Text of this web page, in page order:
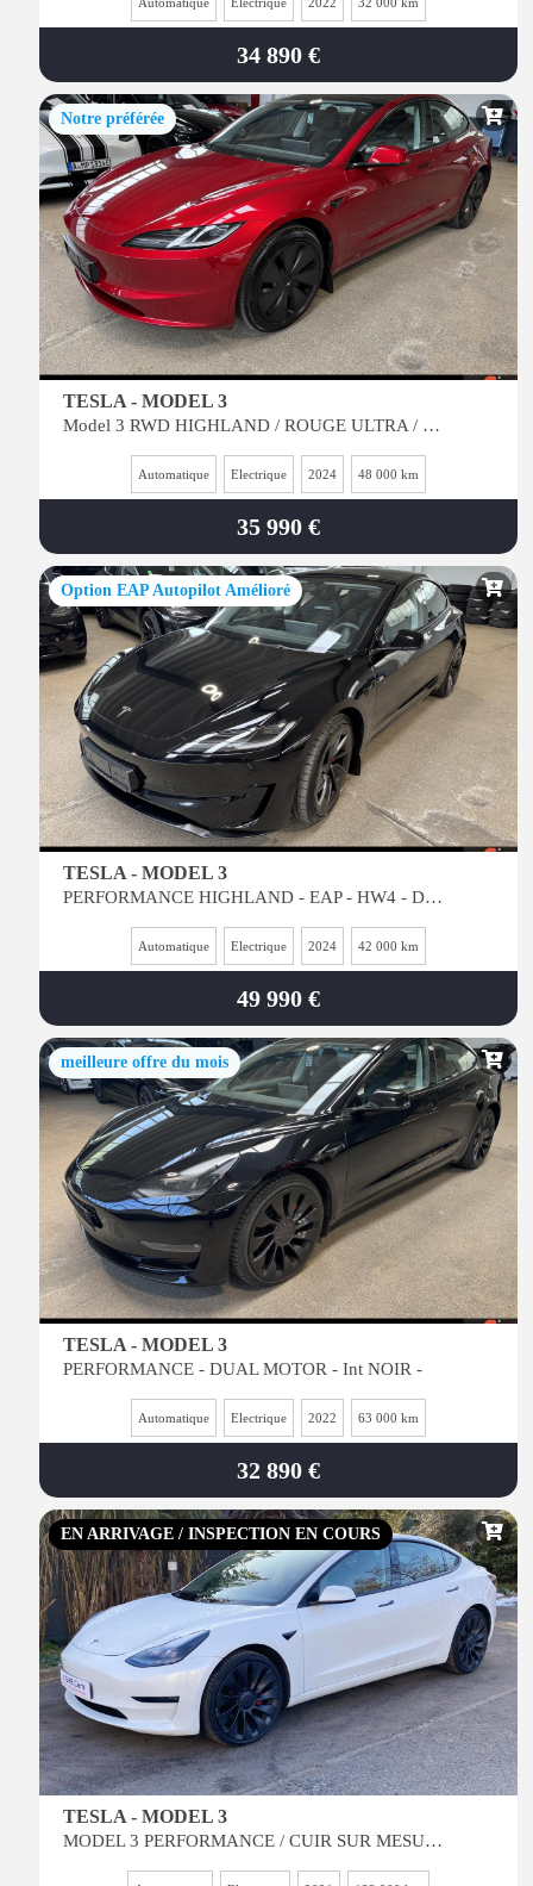
34 890 €
Notre préférée
TESLA - MODEL 3
Model 3 RWD HIGHLAND / ROUGE ULTRA / JANTES 18P -
Automatique Electrique 2024 48 000 km
35 990 €
Option EAP Autopilot Amélioré
TESLA - MODEL 3
PERFORMANCE HIGHLAND - EAP - HW4 - Dual Motor AWD / DISPONIBLE en BLEUE ou BLANC Sur demande
Automatique Electrique 2024 42 000 km
49 990 €
meilleure offre du mois
TESLA - MODEL 3
PERFORMANCE - DUAL MOTOR - Int NOIR -
Automatique Electrique 2022 63 000 km
32 890 €
EN ARRIVAGE / INSPECTION EN COURS
TESLA - MODEL 3
MODEL 3 PERFORMANCE / CUIR SUR MESURE MARRON / SOUS GARANTIE / VOIR VIDEO